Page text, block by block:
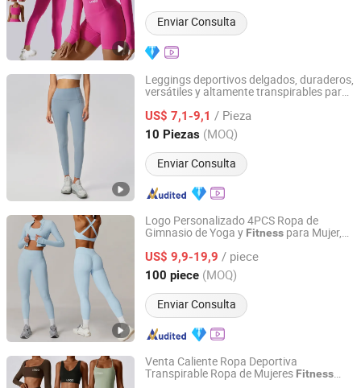
Enviar Consulta
Leggings deportivos delgados, duraderos,
versátiles y altamente transpirables para
US$ 7,1-9,1 / Pieza
10 Piezas (MOQ)
Enviar Consulta
Shenzhen YJS Trading Co., Ltd.
Guangdong, China Desde 2026
Logo Personalizado 4PCS Ropa de
Gimnasio de Yoga y Fitness para Mujer,
Chaqueta de Entrenamiento en el
Gimnasio + Pantalones Cortos Biker de
Cintura Alta a Prueba de Choques +
Leggings
US$ 9,9-19,9 / piece
100 piece (MOQ)
Enviar Consulta
Dongguan Ume Trade Co., Ltd.
Guangdong, China Desde 2023
Venta Caliente Ropa Deportiva
Transpirable Ropa de Mujeres Fitness
Xiamen Mega Garment Co., Ltd.